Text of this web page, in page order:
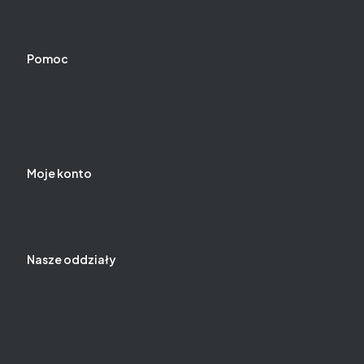
Pomoc
Moje konto
Nasze oddziały